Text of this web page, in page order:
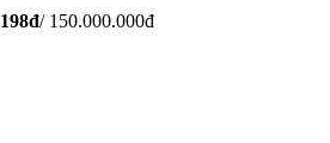
đ/ 150.000.000đ